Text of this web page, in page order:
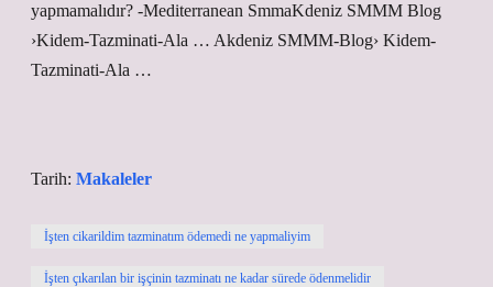
yapmamalıdır? -Mediterranean SmmaKdeniz SMMM Blog
›Kidem-Tazminati-Ala … Akdeniz SMMM-Blog› Kidem-
Tazminati-Ala …
Tarih: Makaleler
İşten cikarildim tazminatım ödemedi ne yapmaliyim
İşten çıkarılan bir işçinin tazminatı ne kadar sürede ödenmelidir